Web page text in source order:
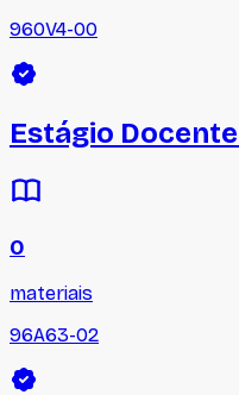
960V4-00
Estágio
0
materiais
96A63-02